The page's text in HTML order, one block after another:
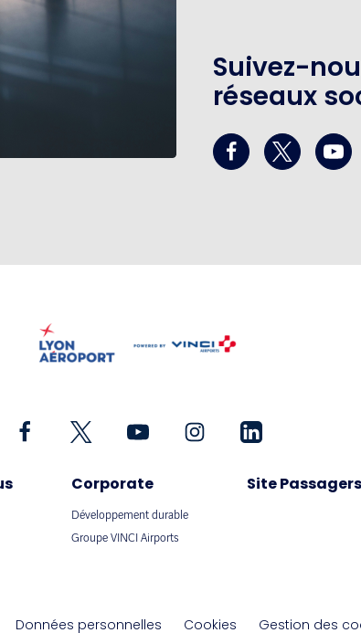
Suivez-
réseaux
Corporate
Développement durable
Groupe VINCI Airports
Site Passagers
Données personnelles Cookies Gestion des